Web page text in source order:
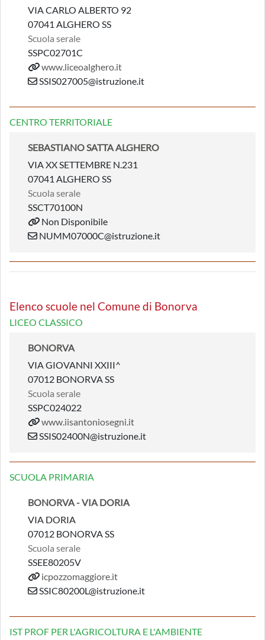
VIA CARLO ALBERTO 92
07041 ALGHERO SS
Scuola serale
SSPC02701C
www.liceoalghero.it
SSIS027005@istruzione.it
CENTRO TERRITORIALE
SEBASTIANO SATTA ALGHERO
VIA XX SETTEMBRE N.231
07041 ALGHERO SS
Scuola serale
SSCT70100N
Non Disponibile
NUMM07000C@istruzione.it
Elenco scuole nel Comune di Bonorva
LICEO CLASSICO
BONORVA
VIA GIOVANNI XXIII^
07012 BONORVA SS
Scuola serale
SSPC024022
www.iisantoniosegni.it
SSIS02400N@istruzione.it
SCUOLA PRIMARIA
BONORVA - VIA DORIA
VIA DORIA
07012 BONORVA SS
Scuola serale
SSEE80205V
icpozzomaggiore.it
SSIC80200L@istruzione.it
IST PROF PER L'AGRICOLTURA E L'AMBIENTE